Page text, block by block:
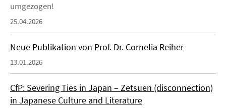
umgezogen!
25.04.2026
Neue Publikation von Prof. Dr. Cornelia Reiher
13.01.2026
CfP: Severing Ties in Japan – Zetsuen (disconnection)
in Japanese Culture and Literature